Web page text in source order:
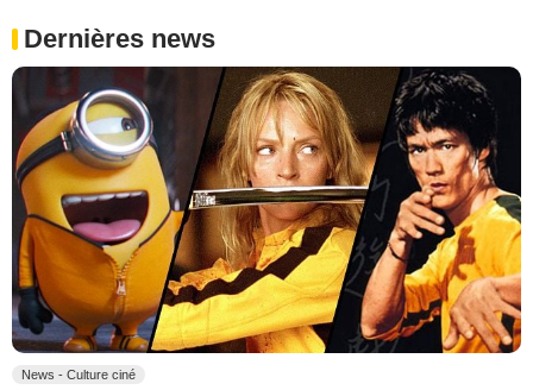
Dernières news
News - Culture ciné